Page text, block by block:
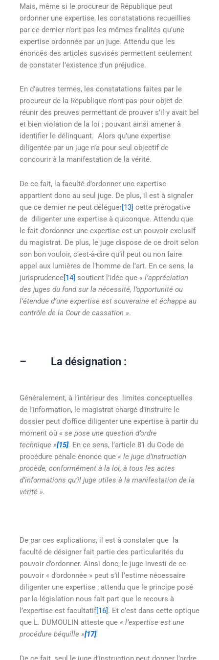
Mais, même si le procureur de République peut
ordonner une expertise, les constatations recueillies
par ce dernier n’ont pas les mêmes finalités qu’une
expertise ordonnée par un juge. Attendu que les
énoncés des articles susvisés permettent seulement
de constater l’existence d’un préjudice.
En d’autres termes, les constatations faites par le
procureur de la République n’ont pas pour objet de
réunir des preuves permettant de prouver s’il y avait bel
et bien violation de la loi ; pouvant ainsi amener à
identifier le délinquant. Alors qu’une expertise
diligentée par un juge n’a pour seul objectif de
concourir à la manifestation de la vérité.
De ce fait, la faculté d’ordonner une expertise
appartient donc au seul juge. De plus, il est à signaler
que ce dernier ne peut déléguer[13] cette prérogative
de diligenter une expertise à quiconque. Attendu que
le fait d’ordonner une expertise est un pouvoir exclusif
du magistrat. De plus, le juge dispose de ce droit selon
son bon vouloir, c’est-à-dire qu’il peut ou non faire
appel aux lumières de l’homme de l’art. En ce sens, la
jurisprudence[14] soutient l’idée que « l’appréciation
des juges du fond sur la nécessité, l’opportunité ou
l’étendue d’une expertise est souveraine et échappe au
contrôle de la Cour de cassation ».
– La désignation :
Généralement, à l’intérieur des limites conceptuelles
de l’information, le magistrat chargé d’instruire le
dossier peut d’office diligenter une expertise à partir du
moment où « se pose une question d’ordre
technique »[15]. En ce sens, l’article 81 du Code de
procédure pénale énonce que « le juge d’instruction
procède, conformément à la loi, à tous les actes
d’informations qu’il juge utiles à la manifestation de la
vérité ».
De par ces explications, il est à constater que
la
faculté de désigner fait partie des particularités du
pouvoir d’ordonner. Ainsi donc, le juge investi de ce
pouvoir « d’ordonnée » peut s’il l’estime nécessaire
diligenter une expertise ; attendu que le principe posé
par la législation nous fait part que le recours à
l’expertise est facultatif [16] . Et c’est dans cette optique
que L. DUMOULIN atteste que « l’expertise est une
procédure béquille »[17].